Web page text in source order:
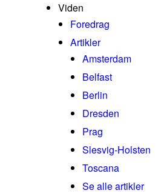
Viden
Foredrag
Artikler
Amsterdam
Belfast
Berlin
Dresden
Prag
Slesvig-Holsten
Toscana
Se alle artikler